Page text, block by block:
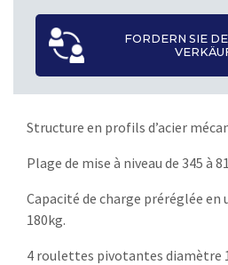
Structure en profils d’acier
Plage de mise à niveau de 345 à
Capacité de charge préréglée en
180kg.
4 roulettes pivotantes diamètre
FORDERN SIE